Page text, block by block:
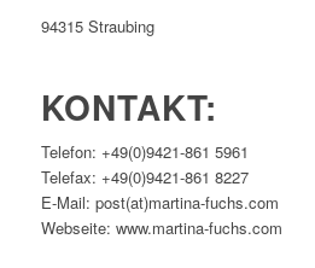
94315 Straubing
KONTAKT:
Telefon: +49(0)9421-861 5961
Telefax: +49(0)9421-861 8227
E-Mail: post(at)martina-fuchs.com
Webseite: www.martina-fuchs.com